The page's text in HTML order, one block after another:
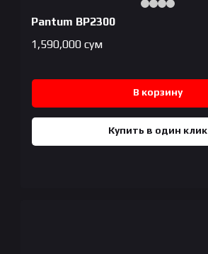
Pantum BP2300
1,590,000 сум
В корзину
Купить в один клик